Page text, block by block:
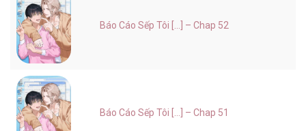
Báo Cáo Sếp Tôi [...] – Chap 52
Báo Cáo Sếp Tôi [...] – Chap 51